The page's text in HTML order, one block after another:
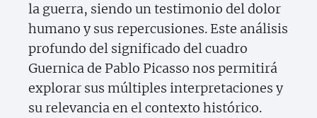
la guerra, siendo un testimonio del dolor
humano y sus repercusiones. Este análisis
profundo del significado del cuadro
Guernica de Pablo Picasso nos permitirá
explorar sus múltiples interpretaciones y
su relevancia en el contexto histórico.